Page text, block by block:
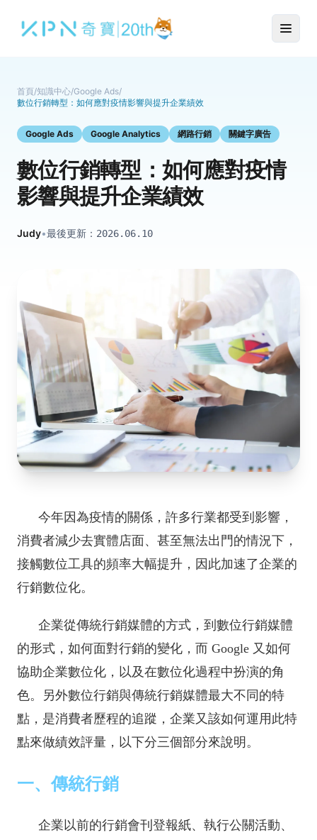
首頁/知識中心/Google Ads/
數位行銷轉型：如何應對疫情影響與提升企業績效
Google Ads Google Analytics 網路行銷 關鍵字廣告
數位行銷轉型：如何應對疫情
影響與提升企業績效
Judy•最後更新： 2026.06.10
今年因為疫情的關係，許多行業都受到影響，
消費者減少去實體店面、甚至無法出門的情況下，
接觸數位工具的頻率大幅提升，因此加速了企業的
行銷數位化。
企業從傳統行銷媒體的方式，到數位行銷媒體
的形式，如何面對行銷的變化，而 Google 又如何
協助企業數位化，以及在數位化過程中扮演的角
色。另外數位行銷與傳統行銷媒體最大不同的特
點，是消費者歷程的追蹤，企業又該如何運用此特
點來做績效評量，以下分三個部分來說明。
一、傳統行銷
企業以前的行銷會刊登報紙、執行公關活動、